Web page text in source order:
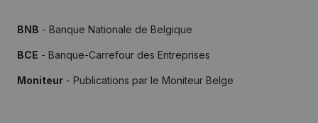
BNB - Banque Nationale de Belgique
BCE - Banque-Carrefour des Entreprises
Moniteur - Publications par le Moniteur Belge